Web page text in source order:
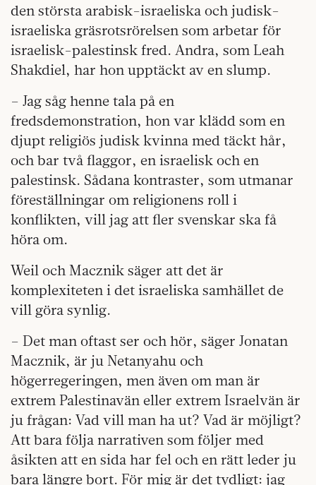
den största arabisk-israeliska och judisk-
israeliska gräsrotsrörelsen som arbetar för
israelisk-palestinsk fred. Andra, som Leah
Shakdiel, har hon upptäckt av en slump.
– Jag såg henne tala på en
fredsdemonstration, hon var klädd som en
djupt religiös judisk kvinna med täckt hår,
och bar två flaggor, en israelisk och en
palestinsk. Sådana kontraster, som utmanar
föreställningar om religionens roll i
konflikten, vill jag att fler svenskar ska få
höra om.
Weil och Macznik säger att det är
komplexiteten i det israeliska samhället de
vill göra synlig.
– Det man oftast ser och hör, säger Jonatan
Macznik, är ju Netanyahu och
högerregeringen, men även om man är
extrem Palestinavän eller extrem Israelvän är
ju frågan: Vad vill man ha ut? Vad är möjligt?
Att bara följa narrativen som följer med
åsikten att en sida har fel och en rätt leder ju
bara längre bort. För mig är det tydligt: jag